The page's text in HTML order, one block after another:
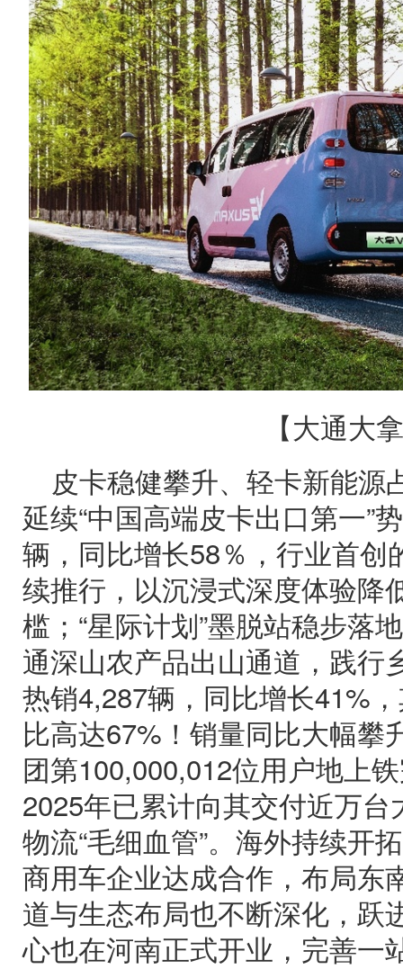
【大通大
皮卡稳健攀升、轻卡新能源
延续“中国高端皮卡出口第一”
辆，同比增长58％，行业首创
续推行，以沉浸式深度体验降
槛；“星际计划”墨脱站稳步落
通深山农产品出山通道，践行
热销4,287辆，同比增长41%
比高达67%！销量同比大幅攀
团第100,000,012位用户地上
2025年已累计向其交付近万
物流“毛细血管”。海外持续开
商用车企业达成合作，布局东
道与生态布局也不断深化，跃
心也在河南正式开业，完善一